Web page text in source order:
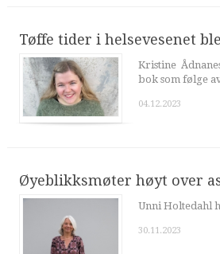
Tøffe tider i helsevesenet
Kristine
bok som følge
04.12.2023
Øyeblikksmøter høyt over
Unni Holtedahl
30.11.2023